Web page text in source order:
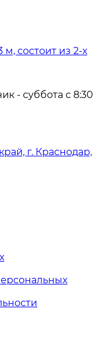
состоит из 2-х
- суббота с 8:30
г. Краснодар,